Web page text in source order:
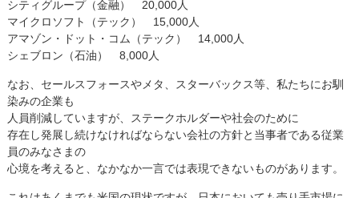
シティグループ（金融） 20,000人
マイクロソフト（テック） 15,000人
アマゾン・ドット・コム（テック） 14,000人
シェブロン（石油） 8,000人
なお、セールスフォースやメタ、スターバックス等、私たちにお馴
染みの企業も
人員削減していますが、ステークホルダーや社会のために
存在し発展し続けなければならない会社の方針と当事者である従業
員のみなさまの
心境を考えると、なかなか一言では表現できないものがあります。